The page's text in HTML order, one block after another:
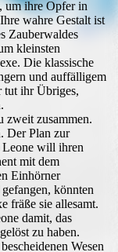
um ihre Opfer in
wahre Gestalt ist
Zauberwaldes
kleinsten
Die klassische
und auffälligem
tut ihr Übriges,
zweit zusammen.
Der Plan zur
Leone will ihren
mit dem
Einhörner
könnten
fräße sie allesamt.
damit, das
zu haben.
Wesen